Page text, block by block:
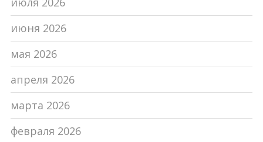
июня 2026
мая 2026
апреля 2026
марта 2026
февраля 2026